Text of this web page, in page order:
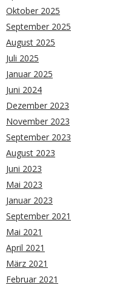
Oktober 2025
September 2025
August 2025
Juli 2025
Januar 2025
Juni 2024
Dezember 2023
November 2023
September 2023
August 2023
Juni 2023
Mai 2023
Januar 2023
September 2021
Mai 2021
April 2021
März 2021
Februar 2021